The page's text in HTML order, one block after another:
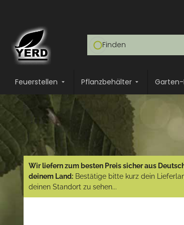
Feuerstellen Pflanzbehälter Garten-
Wir liefern zum besten Preis sicher aus
deinem Land: Bestätige bitte kurz dein
deinen Standort zu sehen...